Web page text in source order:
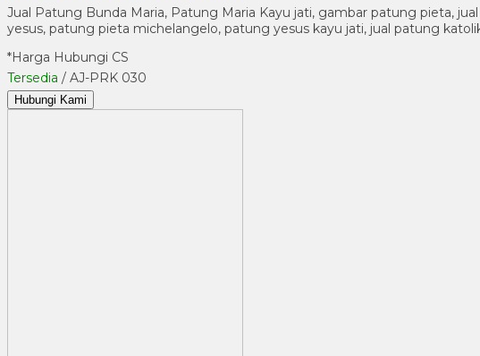
Jual Patung Bunda Maria, Patung Maria Kayu jati, gambar patung pieta,
yesus, patung pieta michelangelo, patung yesus kayu jati, jual patung
*Harga Hubungi CS
Tersedia / AJ-PRK 030
Hubungi Kami